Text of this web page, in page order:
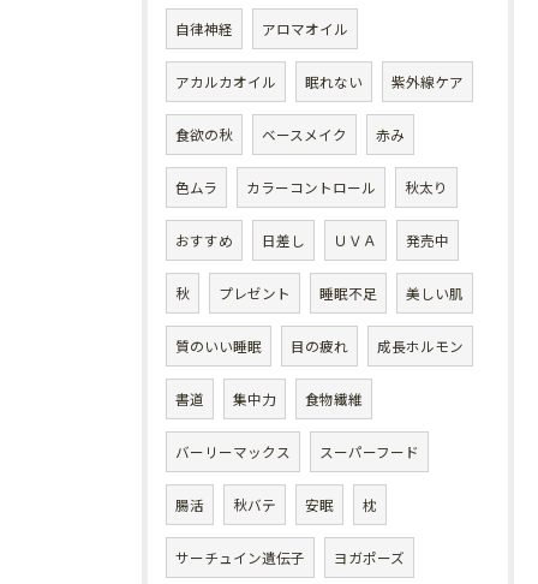
自律神経 アロマオイル
アカルカオイル 眠れない 紫外線ケア
食欲の秋 ベースメイク 赤み
色ムラ カラーコントロール 秋太り
おすすめ 日差し ＵＶＡ 発売中
秋 プレゼント 睡眠不足 美しい肌
質のいい睡眠 目の疲れ 成長ホルモン
書道 集中力 食物繊維
バーリーマックス スーパーフード
腸活 秋バテ 安眠 枕
サーチュイン遺伝子 ヨガポーズ